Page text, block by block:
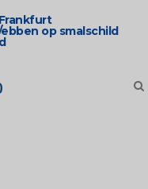
op smalschild